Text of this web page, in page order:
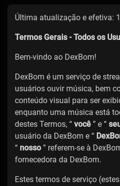
Última atualização e efetiva:
Termos Gerais - Todos os
Bem-vindo ao DexBom!
DexBom é um serviço de
usuários ouvir música, bem
conteúdo visual para ser
enquanto uma música está
destes Termos, “ você ” e “
usuário da DexBom e “
“ nosso ” referem-se à
fornecedora da DexBom.
Estes termos de serviço (estes